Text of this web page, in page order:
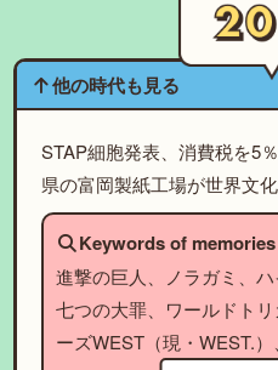
他の時代も見る
STAP細胞発表、消費税を5
県の富岡製紙工場が世界文
Keywords of memories
進撃の巨人、ノラガミ、ハ
七つの大罪、ワールドト
ーズWEST（現・WEST.